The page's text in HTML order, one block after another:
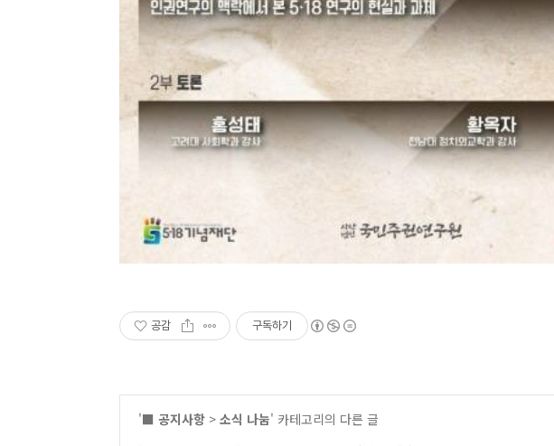
공감 구독하기
'■ 공지사항 > 소식 나눔' 카테고리의 다른 글